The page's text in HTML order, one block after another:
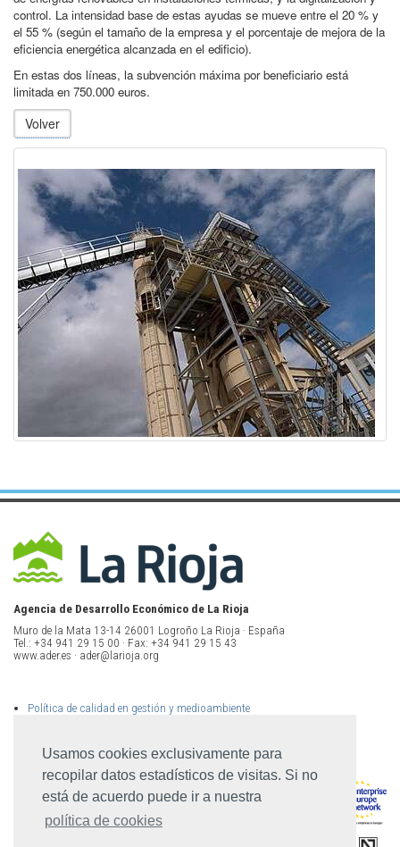
Usamos cookies exclusivamente para
recopilar datos estadísticos de visitas. Si no
está de acuerdo puede ir a nuestra
política de cookies
control. La intensidad base de estas ayudas se mueve entre el 20 % y
el 55 % (según el tamaño de la empresa y el porcentaje de mejora de la
eficiencia energética alcanzada en el edificio).
En estas dos líneas, la subvención máxima por beneficiario está
limitada en 750.000 euros.
Volver
Agencia de Desarrollo Económico de La Rioja
Muro de la Mata 13-14 26001 Logroño La Rioja · España
Tel.: +34 941 29 15 00 · Fax: +34 941 29 15 43
www.ader.es · ader@larioja.org
Política de calidad en gestión y medioambiente
Mapa del sitio